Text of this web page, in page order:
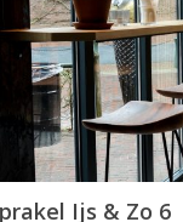
Ijs & Zo 6